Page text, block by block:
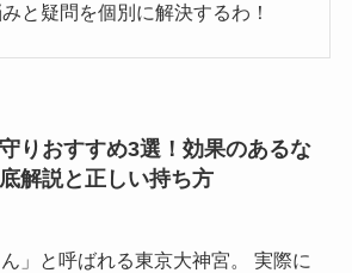
と疑問を個別に解決するわ！
りおすすめ3選！効果のあるな
解説と正しい持ち方
ん」と呼ばれる東京大神宮。 実際に